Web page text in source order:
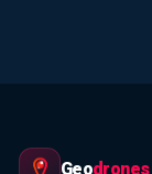
Geodrones